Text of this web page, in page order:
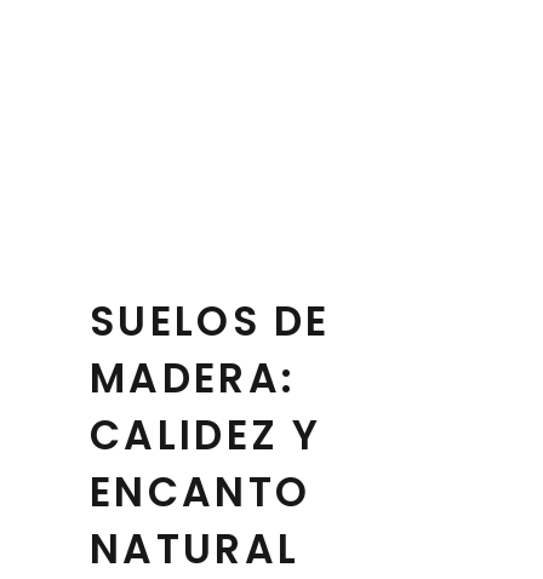
SUELOS DE
MADERA:
CALIDEZ Y
ENCANTO
NATURAL